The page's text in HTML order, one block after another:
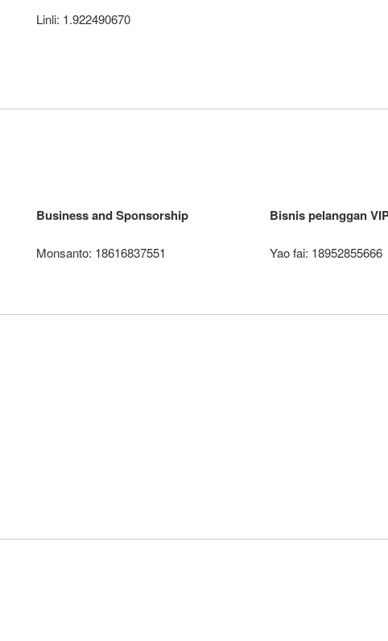
Linli: 1.922490670
Business and Sponsorship
Monsanto: 18616837551
Bisnis pelanggan
Yao fai: 18952855666